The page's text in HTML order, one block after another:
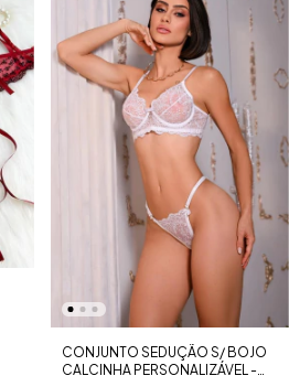
CONJUNTO SEDUÇÃO S/ BOJO
CALCINHA PERSONALIZÁVEL -